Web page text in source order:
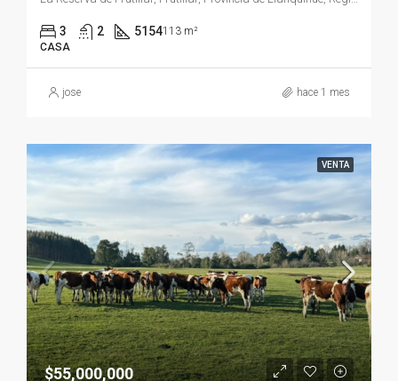
3 2 5154113 m²
CASA
jose hace 1 mes
VENTA
$55,000,000